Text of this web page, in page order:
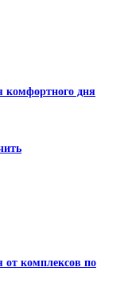
комфортного дня
от комплексов по